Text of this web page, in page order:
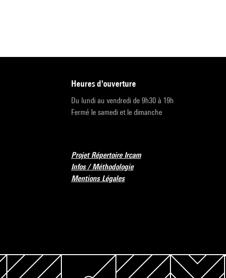
heures d'ouverture
Du lundi au vendredi de 9h30 à 19h
Fermé le samedi et le dimanche
Projet Répertoire Ircam
Infos / Méthodologie
Mentions Légales